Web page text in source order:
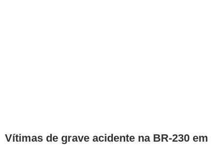
Vítimas de grave acidente na BR-230 em